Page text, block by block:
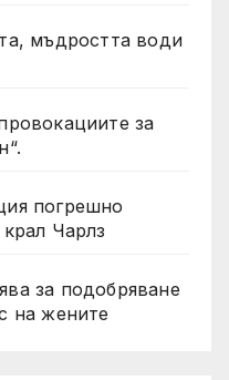
мъдростта води
за
погрешно
Чарлз
за подобряване
на жените